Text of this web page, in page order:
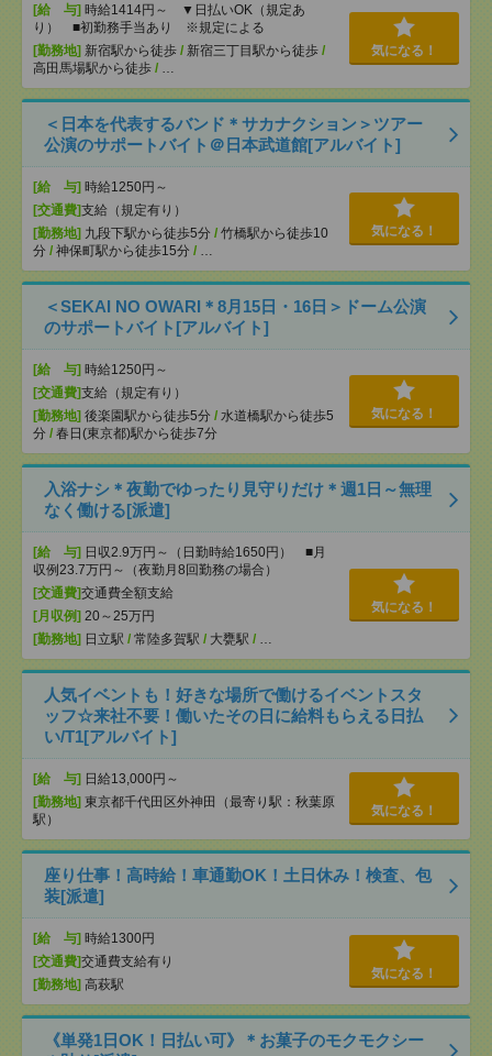
[給 与] 時給1414円～ ▼日払いOK（規定あ
り） ■初勤務手当あり ※規定による
[勤務地] 新宿駅から徒歩 / 新宿三丁目駅から徒歩 /
高田馬場駅から徒歩 /
気になる！
＜日本を代表するバンド＊サカナクション＞ツアー
公演のサポートバイト＠日本武道館[アルバイト]
[給 与] 時給1250円～
[交通費]支給（規定有り）
[勤務地] 九段下駅から徒歩5分 / 竹橋駅から徒歩10
分 / 神保町駅から徒歩15分 /
気になる！
＜SEKAI NO OWARI＊8月15日・16日＞ドーム公演
のサポートバイト[アルバイト]
[給 与] 時給1250円～
[交通費]支給（規定有り）
[勤務地] 後楽園駅から徒歩5分 / 水道橋駅から徒歩5
分 / 春日(東京都)駅から徒歩7分
気になる！
入浴ナシ＊夜勤でゆったり見守りだけ＊週1日～無理
なく働ける[派遣]
[給 与] 日収2.9万円～（日勤時給1650円） ■月
収例23.7万円～（夜勤月8回勤務の場合）
[交通費]交通費全額支給
[月収例] 20～25万円
[勤務地] 日立駅 / 常陸多賀駅 / 大甕駅 /
気になる！
人気イベントも！好きな場所で働けるイベントスタ
ッフ☆来社不要！働いたその日に給料もらえる日払
い/T1[アルバイト]
[給 与] 日給13,000円～
[勤務地] 東京都千代田区外神田（最寄り駅：秋葉原
駅）
気になる！
座り仕事！高時給！車通勤OK！土日休み！検査、包
装[派遣]
[給 与] 時給1300円
[交通費]交通費支給有り
[勤務地] 高萩駅
気になる！
《単発1日OK！日払い可》＊お菓子のモクモクシー